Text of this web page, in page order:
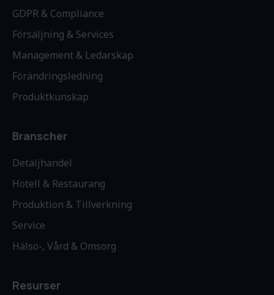
GDPR & Compliance
Försäljning & Services
Management & Ledarskap
Förändringsledning
Produktkunskap
Branscher
Detaljhandel
Hotell & Restaurang
Produktion & Tillverkning
Service
Hälso-, Vård & Omsorg
Resurser